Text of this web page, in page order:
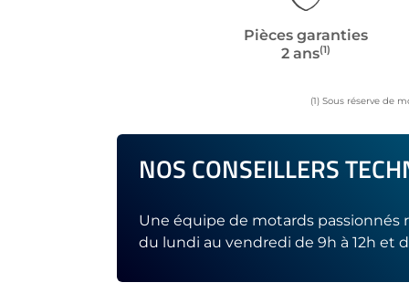
Pièces garanties
2 ans(1)
(1) Sous réserve de
NOS CONSEILLERS
Une équipe de motards passionnés
du lundi au vendredi de 9h à 12h et